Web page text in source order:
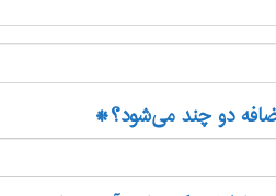
دو چند می‌شود؟*